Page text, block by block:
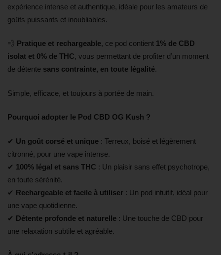
expérience intense et authentique, idéale pour les amateurs de
goûts puissants et inoubliables.
💨 Pratique et rechargeable, ce pod contient 1% de CBD
isolat et 0% de THC, vous permettant de profiter d’un moment
de détente sans contrainte, en toute légalité.
Simple, efficace, et toujours à portée de main.
Pourquoi adopter le Pod CBD OG Kush ?
✔ Un goût corsé et unique : Terreux, boisé et légèrement
citronné, pour une vape intense.
✔ 100% légal et sans THC : Un plaisir sans effet psychotrope,
en toute sérénité.
✔ Rechargeable et facile à utiliser : Un pod intuitif, idéal pour
une vape quotidienne.
✔ Détente profonde et naturelle : Une touche de CBD pour
une relaxation subtile et agréable.